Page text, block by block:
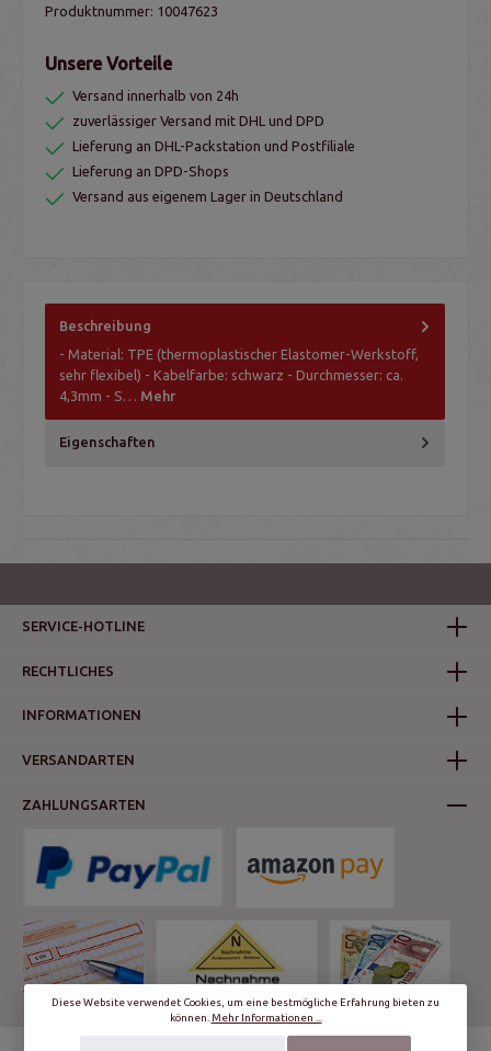
Produktnummer: 10047623
Unsere Vorteile
Versand innerhalb von 24h
zuverlässiger Versand mit DHL und DPD
Lieferung an DHL-Packstation und Postfiliale
Lieferung an DPD-Shops
Versand aus eigenem Lager in Deutschland
Beschreibung
- Material: TPE (thermoplastischer Elastomer-Werkstoff,
sehr flexibel) - Kabelfarbe: schwarz - Durchmesser: ca.
4,3mm - S… Mehr
Eigenschaften
SERVICE-HOTLINE
RECHTLICHES
INFORMATIONEN
VERSANDARTEN
ZAHLUNGSARTEN
Diese Website verwendet Cookies, um eine bestmögliche Erfahrung bieten zu
können. Mehr Informationen ...